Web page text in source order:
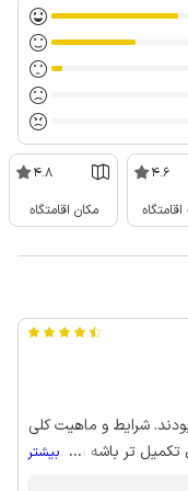
4.6
4.8
مکان اقامتگاه
شرایط و ماهیت کلی
تکمیل تر باشه مثل لوازم
... بیشتر